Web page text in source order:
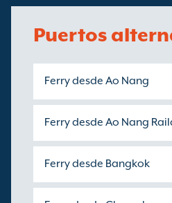
Puertos
Ferry desde Ao Nang
Ferry desde Ao Nang
Ferry desde Bangkok